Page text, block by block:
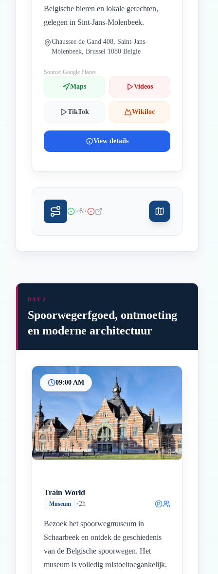
Belgische bieren en lokale gerechten,
gelegen in Sint-Jans-Molenbeek.
Chaussee de Gand 408, Saint-Jans-
Molenbeek, Brussel 1080 Belgie
Source: Google Places
Maps Videos
TikTok Wikiloc
View details
>6>
Inicio
Paradas intermedias
Final
DAY 2
Spoorwegerfgoed, ontmoeting
en moderne architectuur
09:00 AM
Train World
Museum •2h
Bezoek het spoorwegmuseum in
Schaarbeek en ontdek de geschiedenis
van de Belgische spoorwegen. Het
museum is volledig rolstoeltoegankelijk.